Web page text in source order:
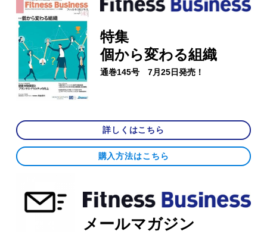
特集
個から変わる組織
通巻145号 7月25日発売！
詳しくはこちら
購入方法はこちら
メールマガジン